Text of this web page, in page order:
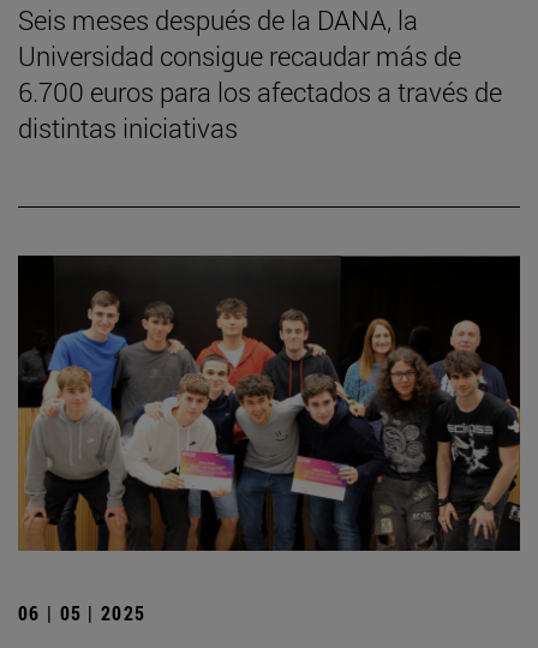
Seis meses después de la DANA, la
Universidad consigue recaudar más de
6.700 euros para los afectados a través de
distintas iniciativas
06 | 05 | 2025